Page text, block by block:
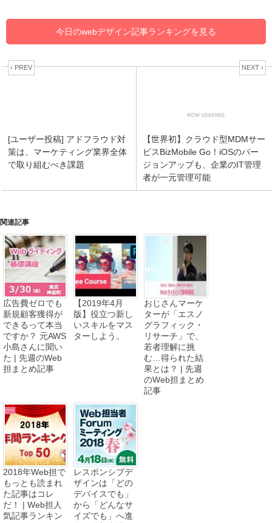
今日のwebデザイン記事ランキングを見る
‹ PREV
[ユーザー投稿] アドフラウド対
策は、マーケティング業界全体
で取り組むべき課題
NEXT ›
【世界初】クラウド型MDMサー
ビスBizMobile Go！iOSのバー
ジョンアップも、企業のIT管理
者が一元管理可能
関連記事
広告費ゼロでも
新規顧客獲得が
できるって本当
ですか？ 元AWS
小島さんに聞い
た | 先週のWeb
担まとめ記事
【2019年4月
版】役立つ新し
いスキルをマス
ターしよう。
おじさんマーケ
ターが「エスノ
グラフィック・
リサーチ」で、
若者理解に挑
む…得られた結
果とは？ | 先週
のWeb担まとめ
記事
2018年Web担で
もっとも読まれ
た記事はコレ
だ！ | Web担人
気記事ランキン
レスポンシブデ
ザインは「どの
デバイスでも」
から「どんなサ
イズでも」へ進